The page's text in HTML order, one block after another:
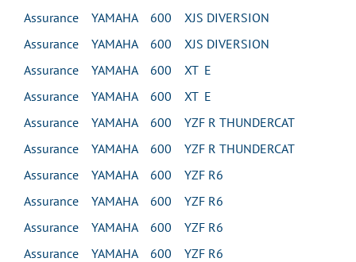
Assurance YAMAHA 600 XJS DIVERSION
Assurance YAMAHA 600 XJS DIVERSION
Assurance YAMAHA 600 XT E
Assurance YAMAHA 600 XT E
Assurance YAMAHA 600 YZF R THUNDERCAT
Assurance YAMAHA 600 YZF R THUNDERCAT
Assurance YAMAHA 600 YZF R6
Assurance YAMAHA 600 YZF R6
Assurance YAMAHA 600 YZF R6
Assurance YAMAHA 600 YZF R6